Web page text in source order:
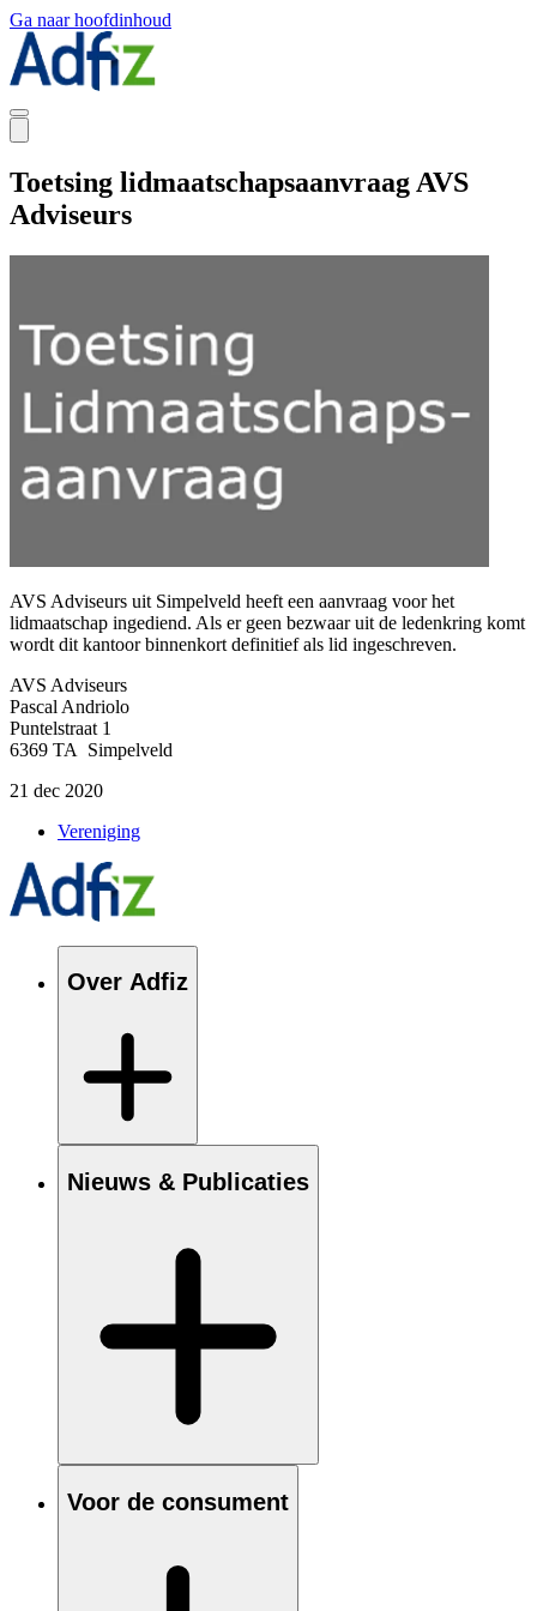
Ga naar hoofdinhoud
Toetsing lidmaatschapsaanvraag AVS
Adviseurs
AVS Adviseurs uit Simpelveld heeft een aanvraag voor het
lidmaatschap ingediend. Als er geen bezwaar uit de ledenkring komt
wordt dit kantoor binnenkort definitief als lid ingeschreven.
AVS Adviseurs
Pascal Andriolo
Puntelstraat 1
6369 TA Simpelveld
21 dec 2020
Vereniging
Over Adfiz
Nieuws & Publicaties
Voor de consument